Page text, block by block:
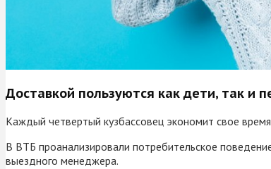
Доставкой пользуются как дети, так и
Каждый четвертый кузбассовец экономит свое
В ВТБ проанализировали потребительское
выездного менеджера.